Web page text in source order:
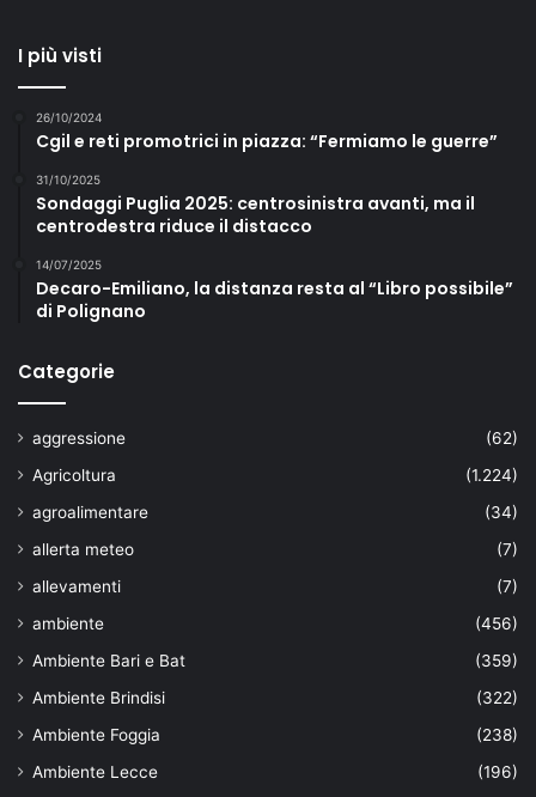
I più visti
26/10/2024
Cgil e reti promotrici in piazza: “Fermiamo le guerre”
31/10/2025
Sondaggi Puglia 2025: centrosinistra avanti, ma il
centrodestra riduce il distacco
14/07/2025
Decaro-Emiliano, la distanza resta al “Libro possibile”
di Polignano
Categorie
aggressione
(62)
Agricoltura
(1.224)
agroalimentare
(34)
allerta meteo
(7)
allevamenti
(7)
ambiente
(456)
Ambiente Bari e Bat
(359)
Ambiente Brindisi
(322)
Ambiente Foggia
(238)
Ambiente Lecce
(196)